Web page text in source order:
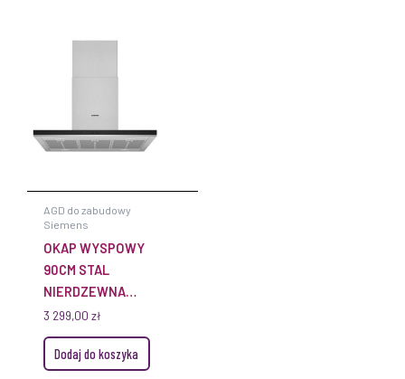
AGD do zabudowy
Siemens
OKAP WYSPOWY
90CM STAL
NIERDZEWNA
LF98BIP50
3 299,00 zł
Dodaj do koszyka